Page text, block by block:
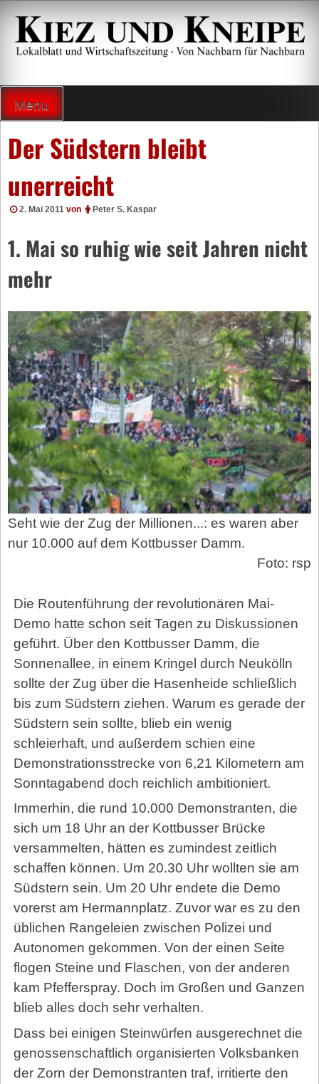
Zum
Inhalt
springen
Menu
Der Südstern bleibt
unerreicht
2. Mai 2011 von Peter S. Kaspar
1. Mai so ruhig wie seit Jahren nicht
mehr
Seht wie der Zug der Millionen...: es waren aber
nur 10.000 auf dem Kottbusser Damm.
Foto: rsp
Die Routenführung der revolutionären Mai-
Demo hatte schon seit Tagen zu Diskussionen
geführt. Über den Kottbusser Damm, die
Sonnenallee, in einem Kringel durch Neukölln
sollte der Zug über die Hasenheide schließlich
bis zum Südstern ziehen. Warum es gerade der
Südstern sein sollte, blieb ein wenig
schleierhaft, und außerdem schien eine
Demonstrationsstrecke von 6,21 Kilometern am
Sonntagabend doch reichlich ambitioniert.
Immerhin, die rund 10.000 Demonstranten, die
sich um 18 Uhr an der Kottbusser Brücke
versammelten, hätten es zumindest zeitlich
schaffen können. Um 20.30 Uhr wollten sie am
Südstern sein. Um 20 Uhr endete die Demo
vorerst am Hermannplatz. Zuvor war es zu den
üblichen Rangeleien zwischen Polizei und
Autonomen gekommen. Von der einen Seite
flogen Steine und Flaschen, von der anderen
kam Pfefferspray. Doch im Großen und Ganzen
blieb alles doch sehr verhalten.
Dass bei einigen Steinwürfen ausgerechnet die
genossenschaftlich organisierten Volksbanken
der Zorn der Demonstranten traf, irritierte den